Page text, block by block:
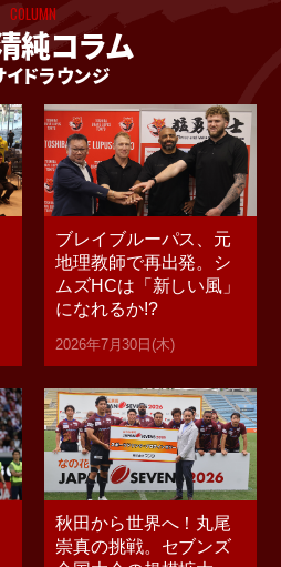
純コラム
イドラウンジ
COLUMN
ブレイブルーパス、元
地理教師で再出発。シ
ムズHCは「新しい風」
になれるか!?
2026年7月30日(木)
秋田から世界へ！丸尾
崇真の挑戦。セブンズ